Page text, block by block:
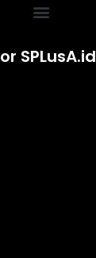
SPLusA.id